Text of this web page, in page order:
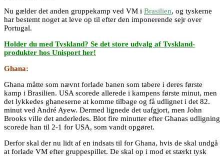
Nu gælder det anden gruppekamp ved VM i Brasilien, og tyskerne
har bestemt noget at leve op til efter den imponerende sejr over
Portugal.
Holder du med Tyskland? Se det store udvalg af Tyskland-
produkter hos Unisport her!
Ghana:
Ghana måtte som nævnt forlade banen som tabere i deres første
kamp i Brasilien. USA scorede allerede i kampens første minut, men
det lykkedes ghaneserne at komme tilbage og få udlignet i det 82.
minut ved André Ayew. Dermed lignede det uafgjort, men John
Brooks ville det anderledes. Blot fire minutter efter Ghanas udligning
scorede han til 2-1 for USA, som vandt opgøret.
Derfor skal der nu lidt af en indsats til for Ghana, hvis de skal undgå
at forlade VM efter gruppespillet. De skal op i mod et stærkt tysk